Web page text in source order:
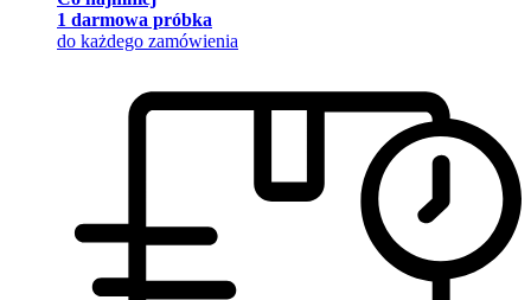
1 darmowa próbka
do każdego zamówienia